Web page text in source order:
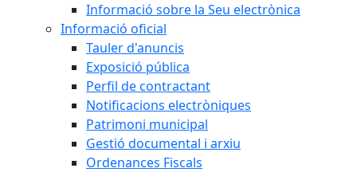
Informació sobre la Seu electrònica
Informació oficial
Tauler d'anuncis
Exposició pública
Perfil de contractant
Notificacions electròniques
Patrimoni municipal
Gestió documental i arxiu
Ordenances Fiscals